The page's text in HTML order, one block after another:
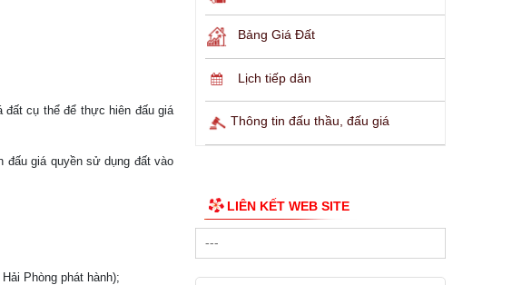
đất cụ thể để thực hiên đấu giá
đấu giá quyền sử dụng đất vào
Phòng phát hành);
Bảng Giá Đất
Lịch tiếp dân
Thông tin đấu thầu, đấu giá
LIÊN KẾT WEB SITE